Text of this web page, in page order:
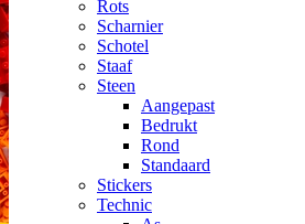
Rots
Scharnier
Schotel
Staaf
Steen
Aangepast
Bedrukt
Rond
Standaard
Stickers
Technic